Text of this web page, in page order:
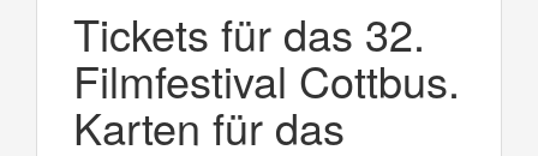
Tickets für das 32.
Filmfestival Cottbus.
Karten für das